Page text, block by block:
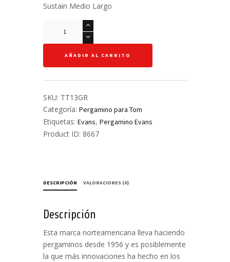
Sustain Medio Largo
Hembra
Evans
-
Genera
Resonant
AÑADIR AL CARRITO
SKU: TT13GR
Categoría: Pergamino para Tom
Etiquetas: Evans, Pergamino Evans
Product ID: 8667
DESCRIPCIÓN VALORACIONES (0)
Descripción
Esta marca norteamericana lleva haciendo
pergaminos desde 1956 y es posiblemente
la que más innovaciones ha hecho en los